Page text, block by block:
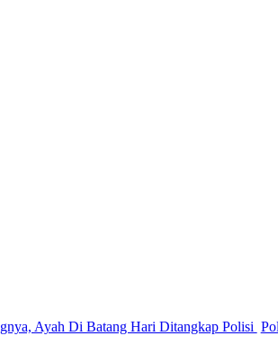
Di Batang Hari Ditangkap Polisi Polres